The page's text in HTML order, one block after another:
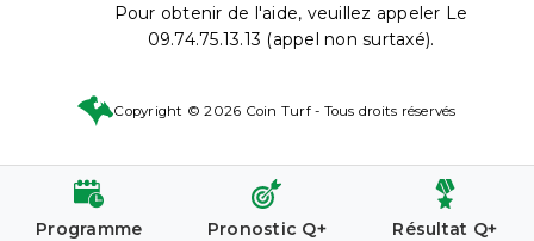
Pour obtenir de l'aide, veuillez appeler Le
09.74.75.13.13 (appel non surtaxé).
Copyright © 2026 Coin Turf - Tous droits réservés
Programme Pronostic Q+ Résultat Q+